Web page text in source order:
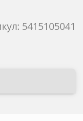
5415105041